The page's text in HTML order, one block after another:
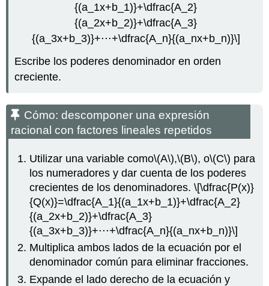
{(a_1x+b_1)}+\dfrac{A_2}
{(a_2x+b_2)}+\dfrac{A_3}
{(a_3x+b_3)}+⋅⋅⋅+\dfrac{A_n}{(a_nx+b_n)}\]
Escribe los poderes denominador en orden
creciente.
Cómo: descomponer una expresión
racional con factores lineales repetidos
Utilizar una variable como\(A\),\(B\), o\(C\) para
los numeradores y dar cuenta de los poderes
crecientes de los denominadores.\[\dfrac{P(x)}
{Q(x)}=\dfrac{A_1}{(a_1x+b_1)}+\dfrac{A_2}
{(a_2x+b_2)}+\dfrac{A_3}
{(a_3x+b_3)}+⋅⋅⋅+\dfrac{A_n}{(a_nx+b_n)}\]
Multiplica ambos lados de la ecuación por el
denominador común para eliminar fracciones.
Expande el lado derecho de la ecuación y